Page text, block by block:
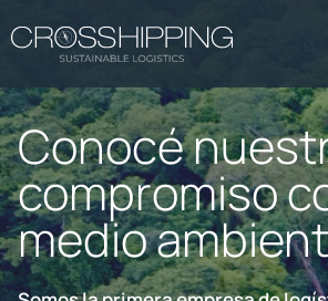
Conocé
compromiso
medio